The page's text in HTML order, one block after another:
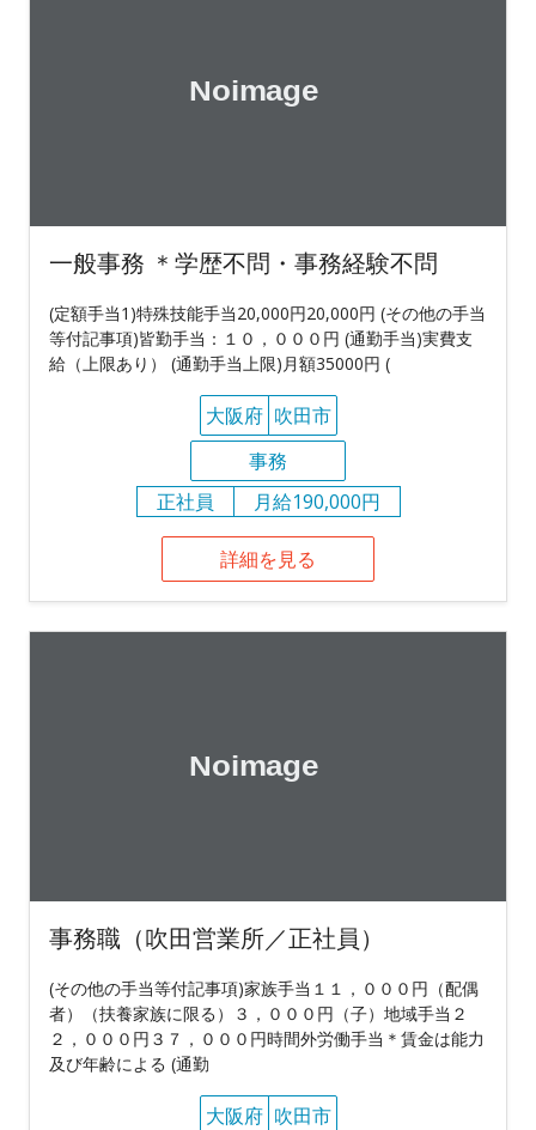
一般事務 ＊学歴不問・事務経験不問
(定額手当1)特殊技能手当20,000円20,000円 (その他の手当
等付記事項)皆勤手当：１０，０００円 (通勤手当)実費支
給（上限あり） (通勤手当上限)月額35000円 (
大阪府 吹田市
事務
正社員
月給190,000円
詳細を見る
事務職（吹田営業所／正社員）
(その他の手当等付記事項)家族手当１１，０００円（配偶
者）（扶養家族に限る）３，０００円（子）地域手当２
２，０００円３７，０００円時間外労働手当＊賃金は能力
及び年齢による (通勤
大阪府 吹田市